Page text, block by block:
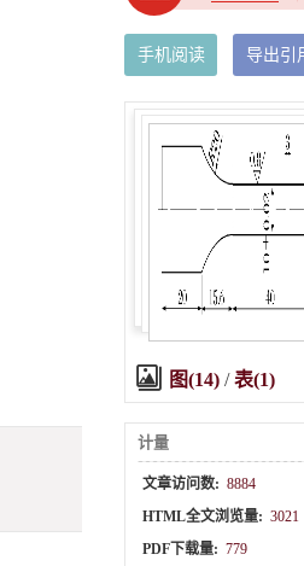
手机阅读 导出引
图(14) /表(1)
计量
文章访问数: 8884
HTML全文浏览量: 3021
PDF下载量: 779